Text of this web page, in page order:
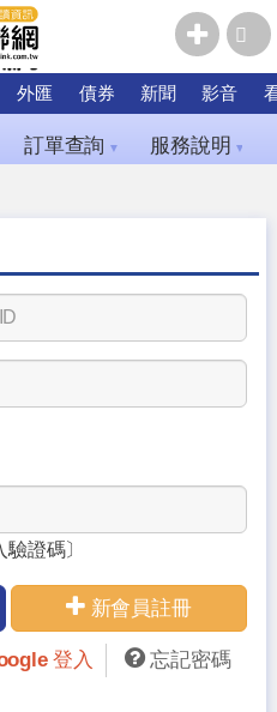
外匯 債券 新聞 影音
訂單查詢 ▼ 服務說明 ▼
驗證碼〕
新會員註冊
登入 忘記密碼